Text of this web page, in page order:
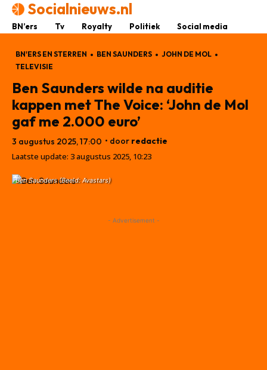
Socialnieuws.nl
BN’ers Tv Royalty Politiek Social media
BN'ERS EN STERREN BEN SAUNDERS
JOHN DE MOL
TELEVISIE
Ben Saunders wilde na auditie
kappen met The Voice: ‘John de Mol
gaf me 2.000 euro’
3 augustus 2025, 17:00 • door redactie
Laatste update: 3 augustus 2025, 10:23
Ben Saunders (Beeld: Avastars)
- Advertisement -